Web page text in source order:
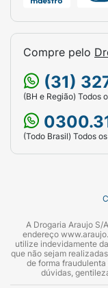
Compre pelo
(31)
(BH e Região) Todos
(Todo Brasil) Todos
A Drogaria Araujo S/
endereço
utilize indevidamente
que não sejam
de forma fraudulenta
dúvidas,